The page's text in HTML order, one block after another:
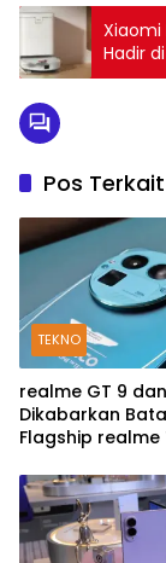
Xiaomi
Hadir
Pos Terkait
TEKNO
realme GT 9
Dikabarkan
Flagship realme